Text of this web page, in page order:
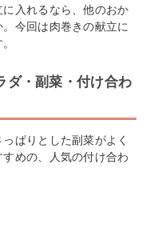
入れるなら、他のおか
今回は肉巻きの献立に
ダ・副菜・付け合わ
ぱりとした副菜がよく
めの、人気の付け合わ